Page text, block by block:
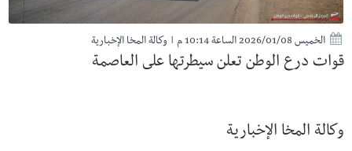
الخميس 2026/01/08 الساعة 10:14 م | وكالة المخا الإخبارية
قوات درع الوطن تعلن سيطرتها على العاصمة
وكالة المخا الإخبارية